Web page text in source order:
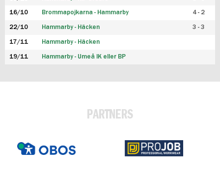
16/10 Brommapojkarna - Hammarby 4 - 2
22/10 Hammarby - Häcken 3 - 3
17/11 Hammarby - Häcken
19/11 Hammarby - Umeå IK eller BP
PARTNERS